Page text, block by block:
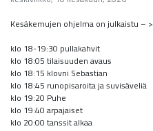
Kesäkemujen ohjelma on julkaistu – >
klo 18-19:30 pullakahvit
klo 18:05 tilaisuuden avaus
klo 18:15 klovni Sebastian
klo 18:45 runopisaroita ja suvisäveliä
klo 19:20 Puhe
klo 19:40 arpajaiset
klo 20:00 tanssit alkaa